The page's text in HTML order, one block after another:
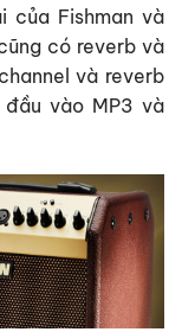
của Fishman và
có reverb và
và reverb
vào MP3 và